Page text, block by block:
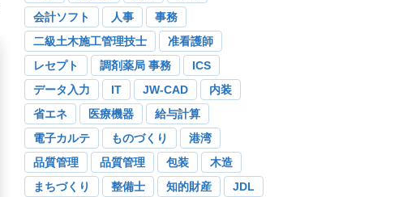
会計ソフト
人事
事務
二級土木施工管理技士
准看護師
レセプト
調剤薬局 事務
ICS
データ入力
IT JW-CAD
内装
省エネ
医療機器
給与計算
電子カルテ
ものづくり
港湾
品質管理
品質管理 包装
木造
まちづくり
整備士 知的財産
JDL